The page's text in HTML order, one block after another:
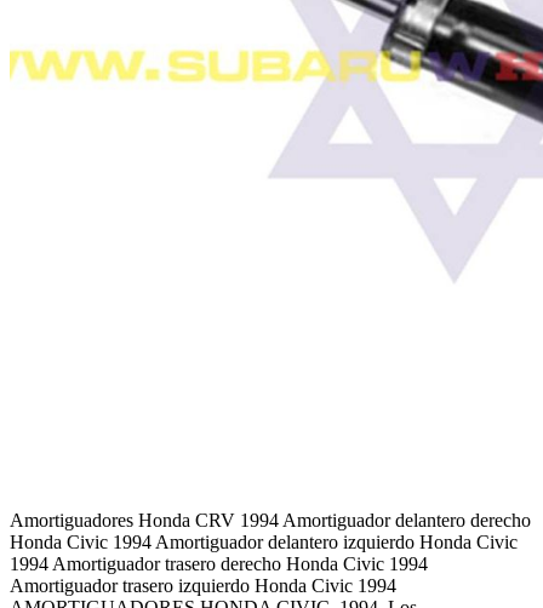
Amortiguadores Honda CRV 1994 Amortiguador delantero derecho
Honda Civic 1994 Amortiguador delantero izquierdo Honda Civic
1994 Amortiguador trasero derecho Honda Civic 1994
Amortiguador trasero izquierdo Honda Civic 1994